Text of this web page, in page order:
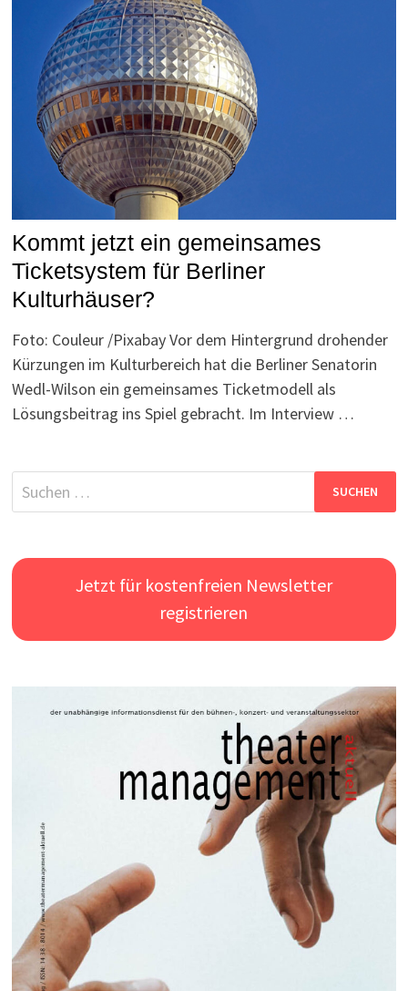
Kommt jetzt ein gemeinsames
Ticketsystem für Berliner
Kulturhäuser?
Foto: Couleur /Pixabay Vor dem Hintergrund drohender
Kürzungen im Kulturbereich hat die Berliner Senatorin
Wedl-Wilson ein gemeinsames Ticketmodell als
Lösungsbeitrag ins Spiel gebracht. Im Interview …
Suchen
nach:
Jetzt für kostenfreien Newsletter
registrieren